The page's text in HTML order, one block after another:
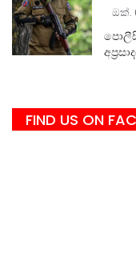
ඔක්.
FIND US ON